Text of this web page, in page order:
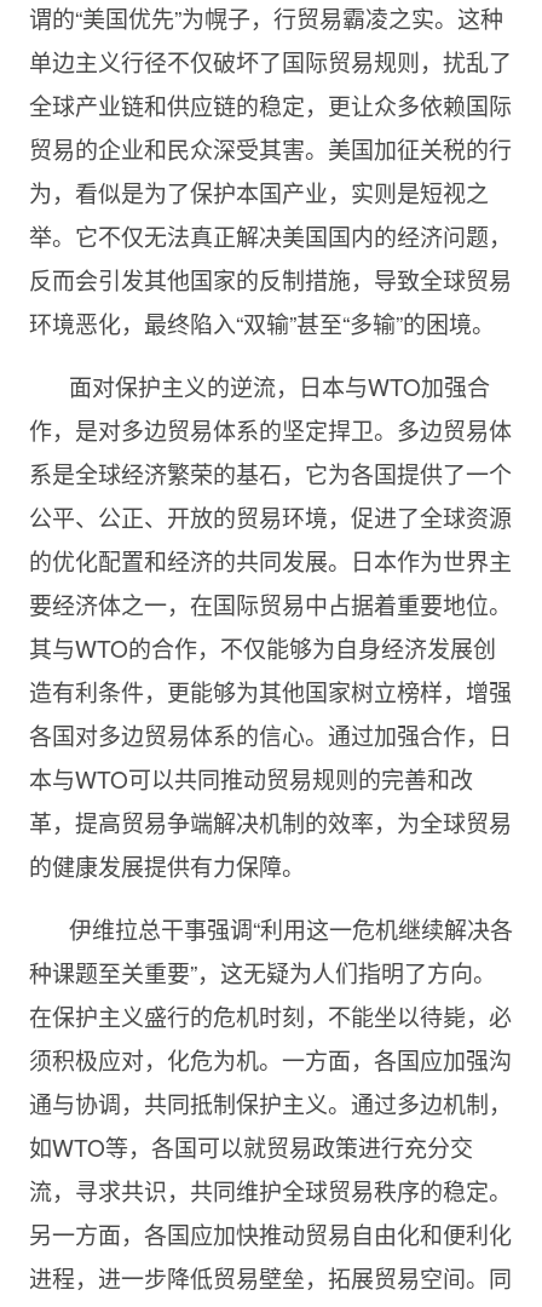
谓的“美国优先”为幌子，行贸易霸凌之实。这种
单边主义行径不仅破坏了国际贸易规则，扰乱了
全球产业链和供应链的稳定，更让众多依赖国际
贸易的企业和民众深受其害。美国加征关税的行
为，看似是为了保护本国产业，实则是短视之
举。它不仅无法真正解决美国国内的经济问题，
反而会引发其他国家的反制措施，导致全球贸易
环境恶化，最终陷入“双输”甚至“多输”的困境。
面对保护主义的逆流，日本与WTO加强合
作，是对多边贸易体系的坚定捍卫。多边贸易体
系是全球经济繁荣的基石，它为各国提供了一个
公平、公正、开放的贸易环境，促进了全球资源
的优化配置和经济的共同发展。日本作为世界主
要经济体之一，在国际贸易中占据着重要地位。
其与WTO的合作，不仅能够为自身经济发展创
造有利条件，更能够为其他国家树立榜样，增强
各国对多边贸易体系的信心。通过加强合作，日
本与WTO可以共同推动贸易规则的完善和改
革，提高贸易争端解决机制的效率，为全球贸易
的健康发展提供有力保障。
伊维拉总干事强调“利用这一危机继续解决各
种课题至关重要”，这无疑为人们指明了方向。
在保护主义盛行的危机时刻，不能坐以待毙，必
须积极应对，化危为机。一方面，各国应加强沟
通与协调，共同抵制保护主义。通过多边机制，
如WTO等，各国可以就贸易政策进行充分交
流，寻求共识，共同维护全球贸易秩序的稳定。
另一方面，各国应加快推动贸易自由化和便利化
进程，进一步降低贸易壁垒，拓展贸易空间。同